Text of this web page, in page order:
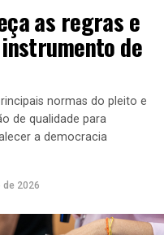
RÉ
as regras e
de
normas do pleito e
de qualidade para
a democracia
de 2026